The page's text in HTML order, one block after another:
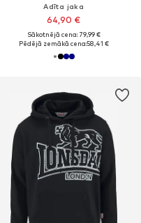
Adīta jaka
64,90 €
Sākotnējā cena: 79,99 €
Pēdējā zemākā cena:58,41 €